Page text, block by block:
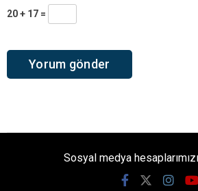
20 + 17 =
Sosyal medya